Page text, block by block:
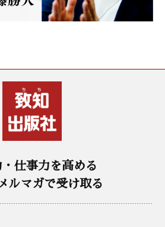
仕事力を高める
ルマガで受け取る